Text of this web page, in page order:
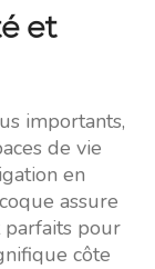
et
importants,
de vie
en
assure
pour
côte